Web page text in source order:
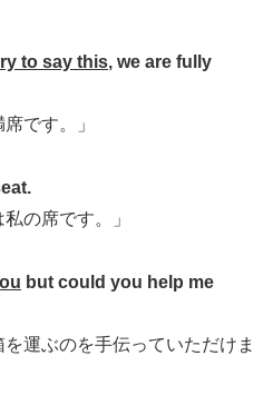
to say this, we are fully
です。」
の席です。」
but could you help me
を運ぶのを手伝っていただけま